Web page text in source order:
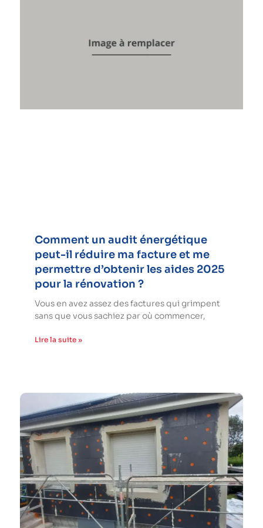
Comment un audit énergétique
peut-il réduire ma facture et me
permettre d’obtenir les aides 2025
pour la rénovation ?
Vous en avez assez des factures qui grimpent
sans que vous sachiez par où commencer,
Lire la suite »